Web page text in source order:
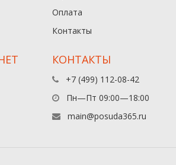
Оплата
Контакты
КОНТАКТЫ
+7 (499) 112-08-42
Пн—Пт 09:00—18:00
main@posuda365.ru